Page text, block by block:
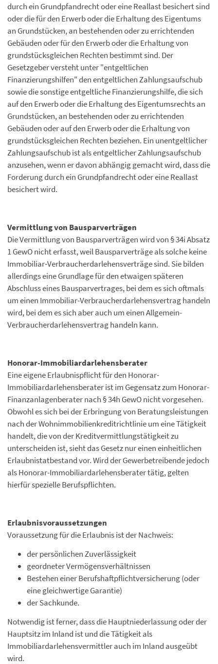
durch ein Grundpfandrecht oder eine Reallast besichert sind
oder die für den Erwerb oder die Erhaltung des Eigentums
an Grundstücken, an bestehenden oder zu errichtenden
Gebäuden oder für den Erwerb oder die Erhaltung von
grundstücksgleichen Rechten bestimmt sind. Der
Gesetzgeber versteht unter "entgeltlichen
Finanzierungshilfen" den entgeltlichen Zahlungsaufschub
sowie die sonstige entgeltliche Finanzierungshilfe, die sich
auf den Erwerb oder die Erhaltung des Eigentumsrechts an
Grundstücken, an bestehenden oder zu errichtenden
Gebäuden oder auf den Erwerb oder die Erhaltung von
grundstücksgleichen Rechten beziehen. Ein unentgeltlicher
Zahlungsaufschub ist als entgeltlicher Zahlungsaufschub
anzusehen, wenn er davon abhängig gemacht wird, dass die
Forderung durch ein Grundpfandrecht oder eine Reallast
besichert wird.
Vermittlung von Bausparverträgen
Die Vermittlung von Bausparverträgen wird von § 34i Absatz
1 GewO nicht erfasst, weil Bausparverträge als solche keine
Immobiliar-Verbraucherdarlehensverträge sind. Sie bilden
allerdings eine Grundlage für den etwaigen späteren
Abschluss eines Bausparvertrages, bei dem es sich oftmals
um einen Immobiliar-Verbraucherdarlehensvertrag handeln
wird, bei dem es sich aber auch um einen Allgemein-
Verbraucherdarlehensvertrag handeln kann.
Honorar-Immobiliardarlehensberater
Eine eigene Erlaubnispflicht für den Honorar-
Immobiliardarlehensberater ist im Gegensatz zum Honorar-
Finanzanlagenberater nach § 34h GewO nicht vorgesehen.
Obwohl es sich bei der Erbringung von Beratungsleistungen
nach der Wohnimmobilienkreditrichtlinie um eine Tätigkeit
handelt, die von der Kreditvermittlungstätigkeit zu
unterscheiden ist, sieht das Gesetz nur einen einheitlichen
Erlaubnistatbestand vor. Wird der Gewerbetreibende jedoch
als Honorar-Immobiliardarlehensberater tätig, gelten
hierfür spezielle Berufspflichten.
Erlaubnisvoraussetzungen
Voraussetzung für die Erlaubnis ist der Nachweis:
der persönlichen Zuverlässigkeit
geordneter Vermögensverhältnissen
Bestehen einer Berufshaftpflichtversicherung (oder
eine gleichwertige Garantie)
der Sachkunde.
Notwendig ist ferner, dass die Hauptniederlassung oder der
Hauptsitz im Inland ist und die Tätigkeit als
Immobiliardarlehensvermittler auch im Inland ausgeübt
wird.